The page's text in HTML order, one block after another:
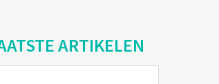
Connect with:ARTIKELEN